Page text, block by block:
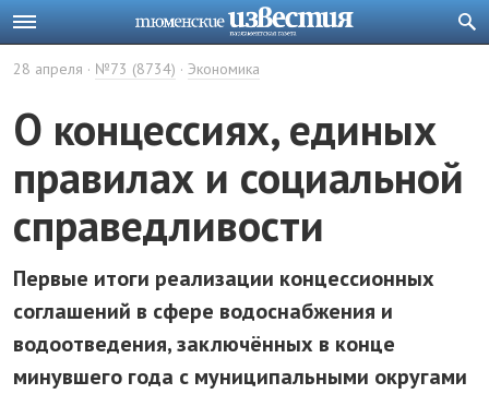
28 апреля №73 (8734) Экономика
О концессиях, единых
правилах и социальной
справедливости
Первые итоги реализации концессионных
соглашений в сфере водоснабжения и
водоотведения, заключённых в конце
минувшего года с муниципальными округами